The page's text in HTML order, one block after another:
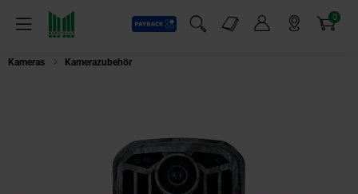
Menü
Payback
Suchfeld einblenden
Markt-Angebote 0
Artikel
Kameras Kamerazubehör